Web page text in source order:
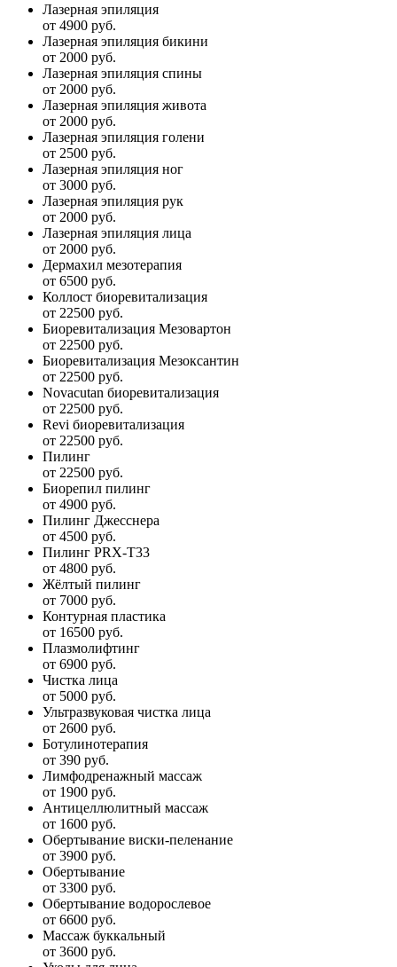
Лазерная эпиляция
от 4900 руб.
Лазерная эпиляция бикини
от 2000 руб.
Лазерная эпиляция спины
от 2000 руб.
Лазерная эпиляция живота
от 2000 руб.
Лазерная эпиляция голени
от 2500 руб.
Лазерная эпиляция ног
от 3000 руб.
Лазерная эпиляция рук
от 2000 руб.
Лазерная эпиляция лица
от 2000 руб.
Дермахил мезотерапия
от 6500 руб.
Коллост биоревитализация
от 22500 руб.
Биоревитализация Мезовартон
от 22500 руб.
Биоревитализация Мезоксантин
от 22500 руб.
Novacutan биоревитализация
от 22500 руб.
Revi биоревитализация
от 22500 руб.
Пилинг
от 22500 руб.
Биорепил пилинг
от 4900 руб.
Пилинг Джесснера
от 4500 руб.
Пилинг PRX-T33
от 4800 руб.
Жёлтый пилинг
от 7000 руб.
Контурная пластика
от 16500 руб.
Плазмолифтинг
от 6900 руб.
Чистка лица
от 5000 руб.
Ультразвуковая чистка лица
от 2600 руб.
Ботулинотерапия
от 390 руб.
Лимфодренажный массаж
от 1900 руб.
Антицеллюлитный массаж
от 1600 руб.
Обертывание виски-пеленание
от 3900 руб.
Обертывание
от 3300 руб.
Обертывание водорослевое
от 6600 руб.
Массаж буккальный
от 3600 руб.